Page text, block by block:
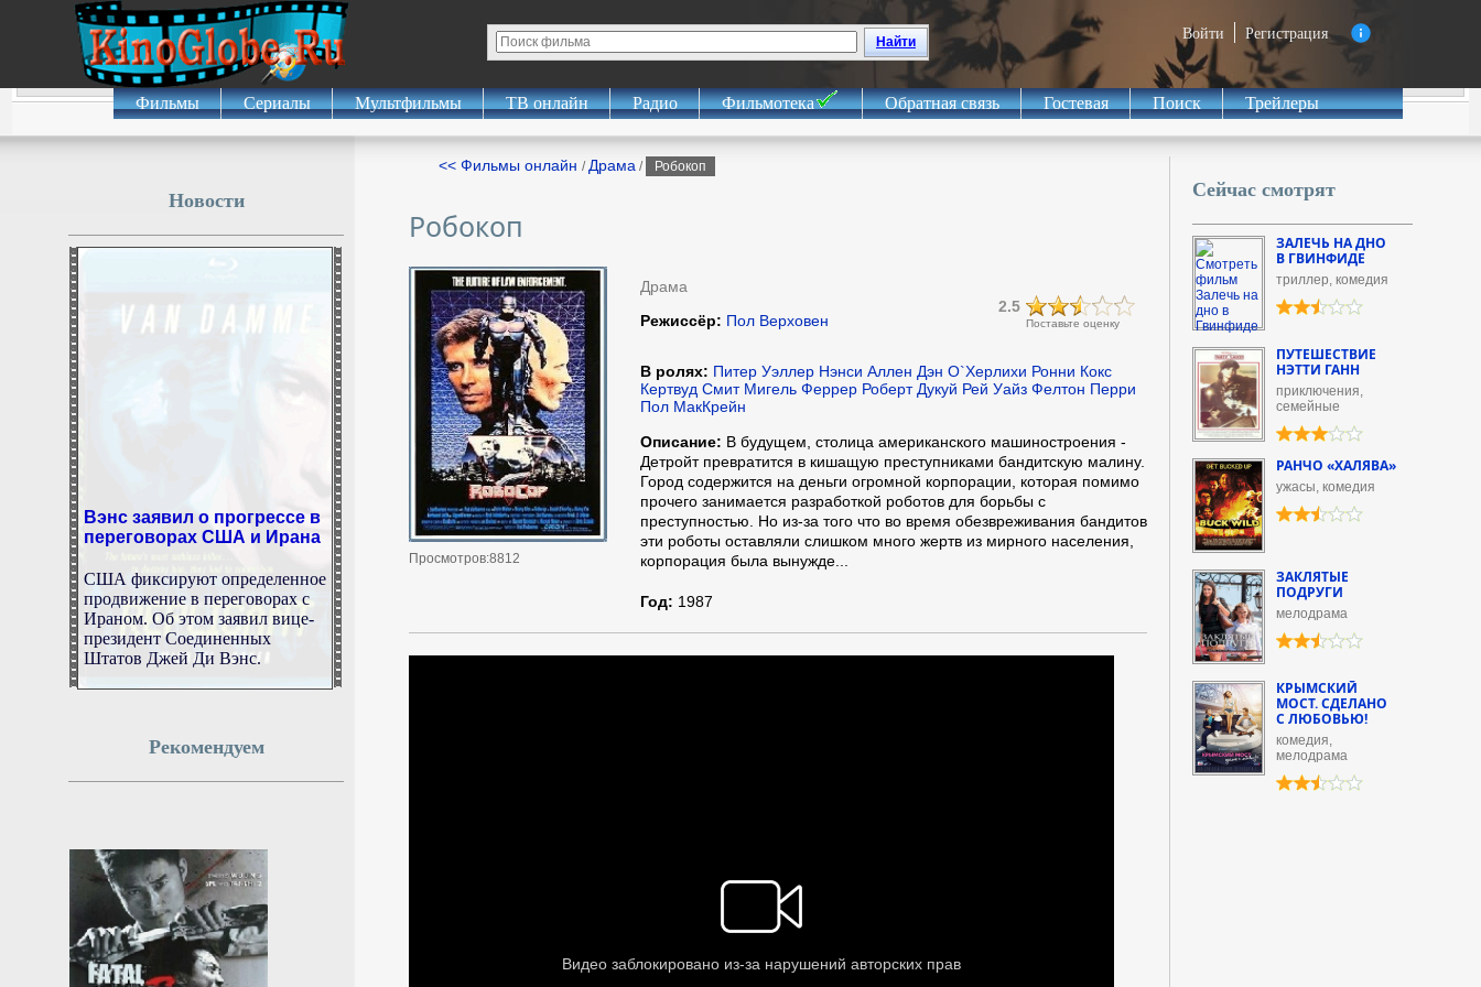
Войти Регистрация
Найти
Фильмы Сериалы Мультфильмы ТВ онлайн Радио Фильмотека Обратная связь Гостевая Поиск Трейлеры
<< Фильмы онлайн / Драма / Робокоп
Робокоп
Просмотров:8812
Драма
Поставьте оценку
2.5
Режиссёр: Пол Верховен
В ролях: Питер Уэллер Нэнси Аллен Дэн О`Херлихи Ронни Кокс
Кертвуд Смит Мигель Феррер Роберт Дукуй Рей Уайз Фелтон Перри
Пол МакКрейн
Описание: В будущем, столица американского машиностроения -
Детройт превратится в кишащую преступниками бандитскую малину.
Город содержится на деньги огромной корпорации, которая помимо
прочего занимается разработкой роботов для борьбы с
преступностью. Но из-за того что во время обезвреживания бандитов
эти роботы оставляли слишком много жертв из мирного населения,
корпорация была вынужде...
Год: 1987
Новости
Вэнс заявил о прогрессе в
переговорах США и Ирана
США фиксируют определенное
продвижение в переговорах с
Ираном. Об этом заявил вице-
президент Соединенных
Штатов Джей Ди Вэнс.
8 августа 2026г.
Женщина похитила
четырехлетнего мальчика из
парка в Кисловодске на глазах
у его бабушки и дедушки. Об
этом в субботу, 8 августа,
сообщила его мать Маргарита
телеканалу РЕН ТВ.
Рекомендуем
Сейчас смотрят
ЗАЛЕЧЬ НА ДНО
В ГВИНФИДЕ
триллер, комедия
ПУТЕШЕСТВИЕ
НЭТТИ ГАНН
приключения,
семейные
РАНЧО «ХАЛЯВА»
ужасы, комедия
ЗАКЛЯТЫЕ
ПОДРУГИ
мелодрама
КРЫМСКИЙ
МОСТ. СДЕЛАНО
С ЛЮБОВЬЮ!
комедия,
мелодрама